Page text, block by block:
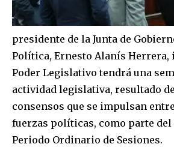
presidente de la Junta de
Política, Ernesto Alanís Herrera,
Poder Legislativo tendrá una
actividad legislativa, resultado
consensos que se impulsan
fuerzas políticas, como parte
Periodo Ordinario de Sesiones.